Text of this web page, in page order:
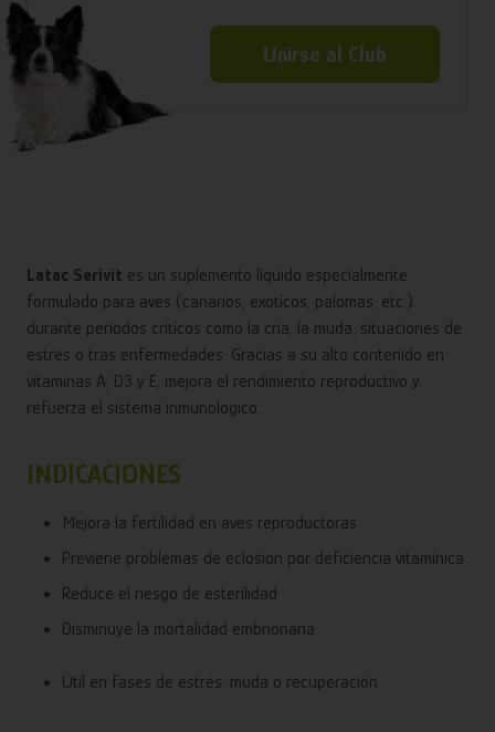
Unirse al Club
Latac Serivit es un suplemento líquido especialmente
formulado para aves (canarios, exóticos, palomas, etc.)
durante periodos críticos como la cría, la muda, situaciones de
estrés o tras enfermedades. Gracias a su alto contenido en
vitaminas A, D3 y E, mejora el rendimiento reproductivo y
refuerza el sistema inmunológico.
INDICACIONES
Mejora la fertilidad en aves reproductoras
Previene problemas de eclosión por deficiencia vitamínica
Reduce el riesgo de esterilidad
Disminuye la mortalidad embrionaria
Útil en fases de estrés, muda o recuperación